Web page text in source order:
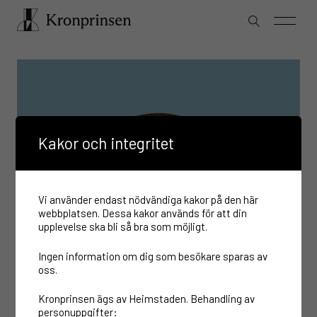
Kakor och integritet
Vi använder endast nödvändiga kakor på den här
webbplatsen. Dessa kakor används för att din
upplevelse ska bli så bra som möjligt.
Ingen information om dig som besökare sparas av
oss.
Kronprinsen ägs av Heimstaden. Behandling av
personuppgifter: